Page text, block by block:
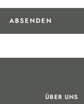
ABSENDEN
ÜBER UNS